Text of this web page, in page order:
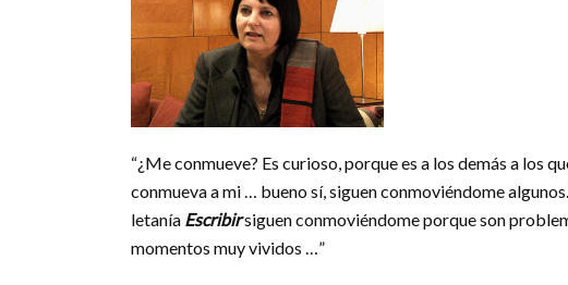
“¿Me conmueve? Es curioso, porque es a los demás a los
conmueva a mi … bueno sí, siguen conmoviéndome
letanía Escribirsiguen conmoviéndome porque son
momentos muy vividos …”